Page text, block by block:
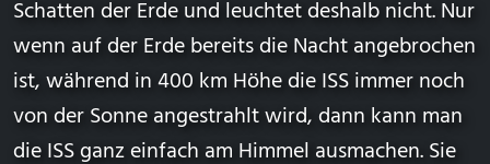
Schatten der Erde und leuchtet deshalb nicht. Nur
wenn auf der Erde bereits die Nacht angebrochen
ist, während in 400 km Höhe die ISS immer noch
von der Sonne angestrahlt wird, dann kann man
die ISS ganz einfach am Himmel ausmachen. Sie